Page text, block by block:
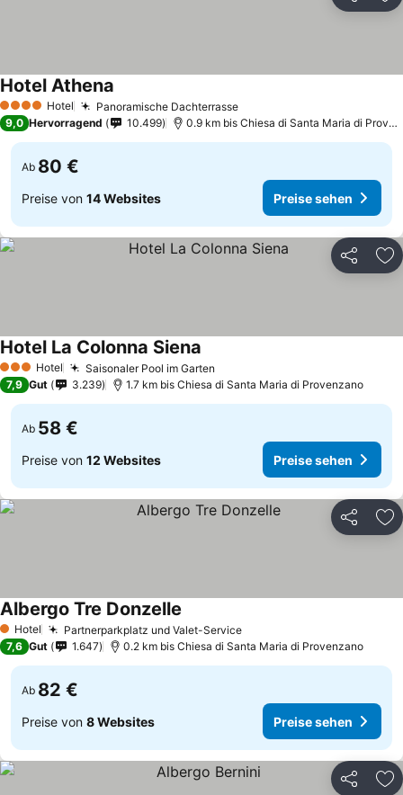
4 Sterne Hotel Panoramische DachterrassePreise sehen
Hotel Athena
9,0 Hervorragend 10.499 0.9 km bis Chiesa di Santa Maria di
Ab 80 €
Preise von 14 Websites Preise sehen
Teilen
3 SterneHotel Saisonaler Pool im Garten
Hotel La Colonna Siena
7,9 Gut 3.239 1.7 km bis Chiesa di Santa Maria di Provenzano
Ab 58 €
Preise von 12 Websites Preise sehen
Teilen
1 Sterne
Hotel Partnerparkplatz und Valet-ServicePreise sehen
Albergo Tre Donzelle
7,6 Gut 1.647 0.2 km bis Chiesa di Santa Maria di Provenzano
Ab 82 €
Preise von 8 Websites Preise sehen
Teilen